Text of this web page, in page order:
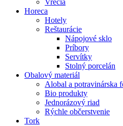
Vrecia
Horeca
Hotely
Reštaurácie
Nápojové sklo
Príbory
Servítky
Stolný porcelán
Obalový materiál
Alobal a potravinárska
Bio produkty
Jednorázový riad
Rýchle občerstvenie
Tork